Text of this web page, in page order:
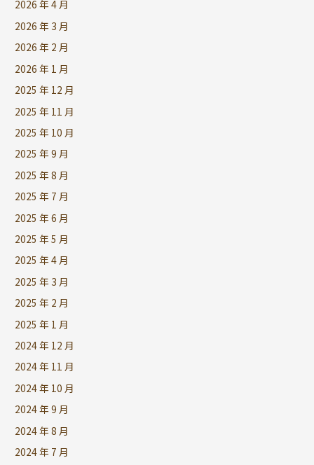
2026 年 4 月
2026 年 3 月
2026 年 2 月
2026 年 1 月
2025 年 12 月
2025 年 11 月
2025 年 10 月
2025 年 9 月
2025 年 8 月
2025 年 7 月
2025 年 6 月
2025 年 5 月
2025 年 4 月
2025 年 3 月
2025 年 2 月
2025 年 1 月
2024 年 12 月
2024 年 11 月
2024 年 10 月
2024 年 9 月
2024 年 8 月
2024 年 7 月